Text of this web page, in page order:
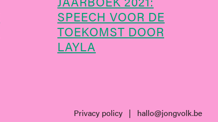
SPEECH VOOR DE
TOEKOMST DOOR
LAYLA
Privacy policy | hallo@jongvolk.be